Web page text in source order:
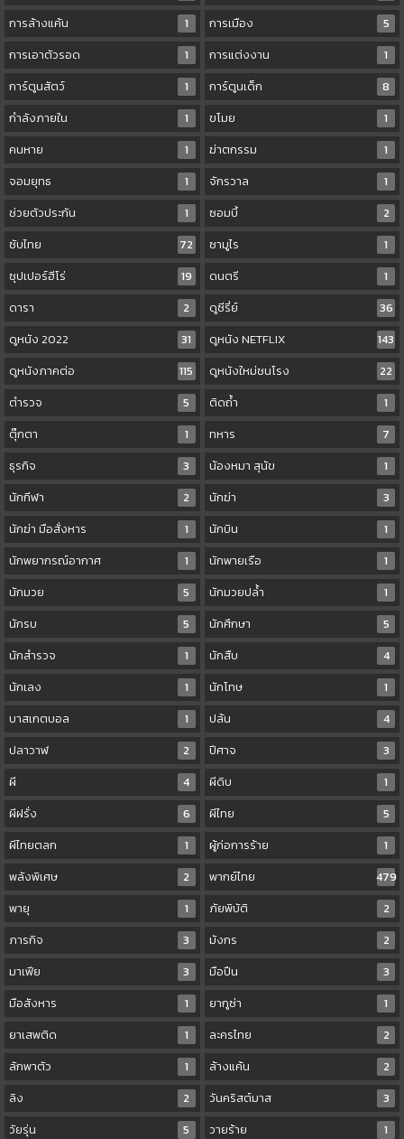
การล้างแค้น
1 การเมือง
5
การเอาตัวรอด
1 การแต่งงาน
1
การ์ตูนสัตว์
1 การ์ตูนเด็ก
8
กำลังภายใน
1 ขโมย
1
คนหาย
1 ฆ่าตกรรม
1
จอมยุทธ
1 จักรวาล
1
ช่วยตัวประกัน
1 ซอมบี้
2
ซับไทย
72 ซามูไร
1
ซุปเปอร์ฮีโร่
19 ดนตรี
1
ดารา
2 ดูซีรี่ย์
36
ดูหนัง 2022
31 ดูหนัง NETFLIX
143
ดูหนังภาคต่อ
115 ดูหนังใหม่ชนโรง
22
ตำรวจ
5 ติดถ้ำ
1
ตุ๊กตา
1 ทหาร
7
ธุรกิจ
3 น้องหมา สุนัข
1
นักกีฬา
2 นักฆ่า
3
นักฆ่า มือสั่งหาร
1 นักบิน
1
นักพยากรณ์อากาศ
1 นักพายเรือ
1
นักมวย
5 นักมวยปล้ำ
1
นักรบ
5 นักศึกษา
5
นักสำรวจ
1 นักสืบ
4
นักเลง
1 นักโทษ
1
บาสเกตบอล
1 ปล้น
4
ปลาวาฬ
2 ปีศาจ
3
ผี
4 ผีดิบ
1
ผีฝรั่ง
6 ผีไทย
5
ผีไทยตลก
1 ผู้ก่อการร้าย
1
พลังพิเศษ
2 พากย์ไทย
479
พายุ
1 ภัยพิบัติ
2
ภารกิจ
3 มังกร
2
มาเฟีย
3 มือปืน
3
มือสังหาร
1 ยากูซ่า
1
ยาเสพติด
1 ละครไทย
2
ลักพาตัว
1 ล้างแค้น
2
ลิง
2 วันคริสต์มาส
3
วัยรุ่น
5 วายร้าย
1